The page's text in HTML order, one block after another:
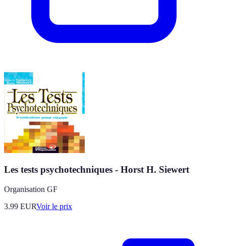
Les tests psychotechniques - Horst H. Siewert
Organisation GF
3.99 EURVoir le prix